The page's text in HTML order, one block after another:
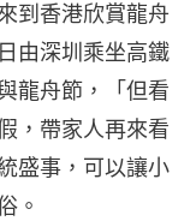
到香港欣賞龍舟
由深圳乘坐高鐵
龍舟節，「但看
，帶家人再來看
盛事，可以讓小
。